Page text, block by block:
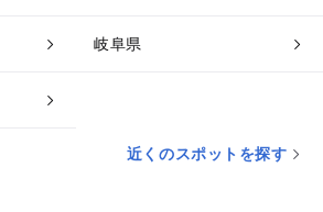
岐阜県
近くのスポットを探す